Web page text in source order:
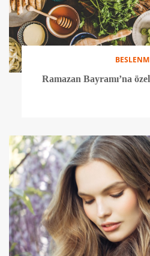
Ramazan Bayramı’na